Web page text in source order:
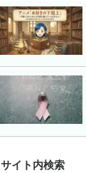
サイト内検索